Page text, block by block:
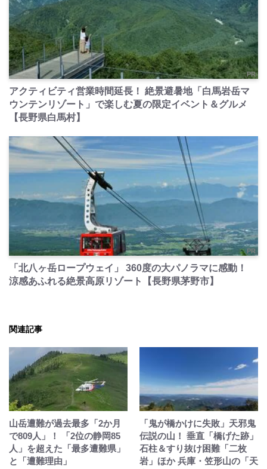
PR
アクティビティ営業時間延長！ 絶景避暑地「白馬岩岳マ
ウンテンリゾート」で楽しむ夏の限定イベント＆グルメ
【長野県白馬村】
PR
「北八ヶ岳ロープウェイ」 360度の大パノラマに感動！
涼感あふれる絶景高原リゾート【長野県茅野市】
関連記事
山岳遭難が過去最多「2か月
で809人」！ 「2位の静岡85
人」を超えた「最多遭難県」
と「遭難理由」
「鬼が橋かけに失敗」天邪鬼
伝説の山！ 垂直「橋げた跡」
石柱＆すり抜け困難「二枚
岩」ほか 兵庫・笠形山の「天